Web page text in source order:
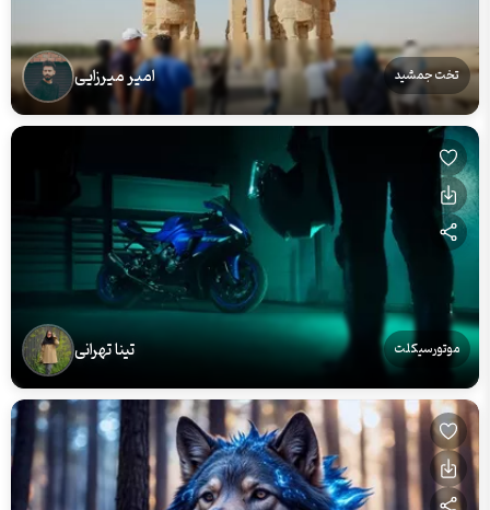
تخت جمشید امیر میرزایی
موتورسیکلت تینا تهرانی